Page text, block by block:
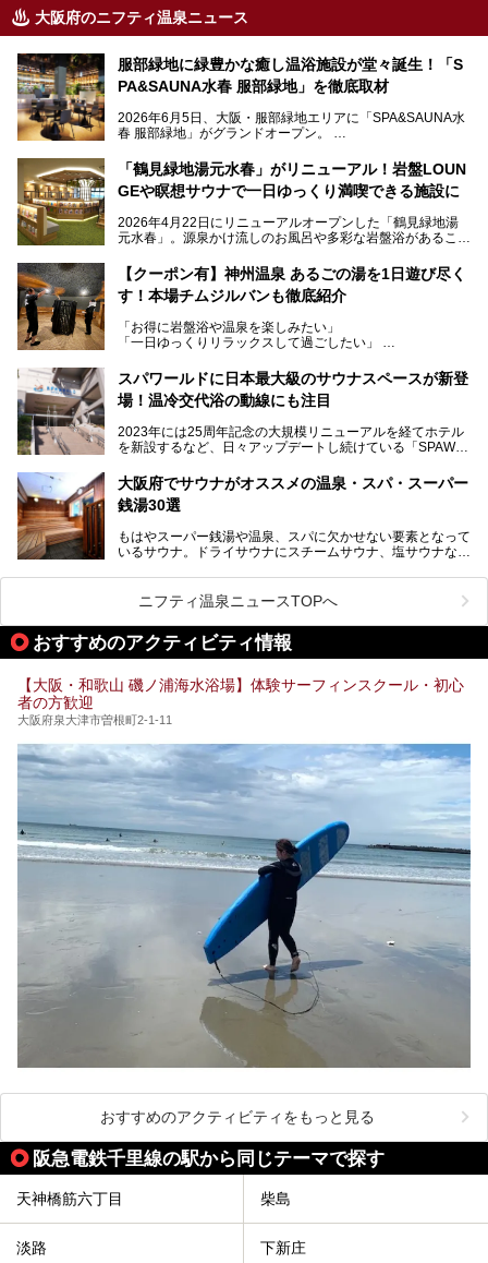
大阪府のニフティ温泉ニュース
服部緑地に緑豊かな癒し温浴施設が堂々誕生！「S
PA&SAUNA水春 服部緑地」を徹底取材
2026年6月5日、大阪・服部緑地エリアに「SPA&SAUNA水
春 服部緑地」がグランドオープン。
当初の計画から約5年の時を経て誕生した本施設は、温泉・
サウナ・岩盤浴・フィットネス・ラウンジ・レストランなど
を融合した、これまでの“水春”のイメージをさらに進化させ
今回はオープン前の内覧会に参加し、館内のこだわりポイン
サウナー注目の3種のサウナや160cmの深水風呂、没入感の
高い岩盤浴エリア、日本最大の台数を誇る最新AIフィットネ
スマシンなど、見どころ満載の館内を詳しくご紹介します。
「鶴見緑地湯元水春」がリニューアル！岩盤LOUN
GEや瞑想サウナで一日ゆっくり満喫できる施設に
2026年4月22日にリニューアルオープンした「鶴見緑地湯
元水春」。源泉かけ流しのお風呂や多彩な岩盤浴があること
に“一日中くつろげる場所”としてパワーアップしています。
今回のリニューアルでは、新たに登場した瞑想サウナをはじ
見どころが盛りだくさん。日常の疲れを癒やしたい方はもち
ろん、休日にゆったり過ごしたい方にもぴったりの内容とな
本記事では、そんなリニューアル後の注目ポイントを詳しく
紹介します。これから「鶴見緑地湯元水春」に訪れる方や、
い。
【クーポン有】神州温泉 あるごの湯を1日遊び尽く
す！本場チムジルバンも徹底紹介
「お得に岩盤浴や温泉を楽しみたい」
「一日ゆっくりリラックスして過ごしたい」
利用できる「神州温泉 あるごの湯」です。
あるごの湯は、大阪府豊中市にある日帰り温浴施設で、阪急
チムジルバン（岩盤浴）を中心に、発汗・リラックス・漫画
タイムまで満喫できる長時間滞在型の施設なので、一日中ゆ
る迫力ある熱波パフォーマンスも毎日行われており、“とと
のう”体験をしっかり楽しめるのもポイントです。
ケやボウリングといった遊び場もあり、友人同士やカップル
で“遊び+癒し”の一日を過ごすのにもぴったり。
処にいたるまで魅力をたっぷり堪能してきたので、その全容
スパワールドに日本最大級のサウナスペースが新登
場！温冷交代浴の動線にも注目
2023年には25周年記念の大規模リニューアルを経てホテル
を新設するなど、日々アップデートし続けている「SPAWO
そんなスパワールドが2025年11月15日（土）に、新たな浴
室や日本最大級140人収容の大規模サウナを携えてリニュー
アルオープン！浴室である4F・6Fそれぞれにリニューアル
大規模リニューアルの全容を確認すべく、リニューアルプレ
オープンイベントに行ってきました！今回はそのリニューア
大阪府でサウナがオススメの温泉・スパ・スーパー
銭湯30選
もはやスーパー銭湯や温泉、スパに欠かせない要素となって
いるサウナ。ドライサウナにスチームサウナ、塩サウナな
ペース、ロウリュウなど、心ゆくまで楽しむためのサービス
が充実した施設も多くみられます。
今回はそんなサウナにこだわった、大阪府内のオススメ温
泉・銭湯・スパを30件紹介したいと思います！
ニフティ温泉ニュースTOPへ
おすすめのアクティビティ情報
【大阪・和歌山 磯ノ浦海水浴場】体験サーフィンスクール・初心
者の方歓迎
大阪府泉大津市曽根町2-1-11
おすすめのアクティビティをもっと見る
阪急電鉄千里線の駅から同じテーマで探す
天神橋筋六丁目 柴島
淡路 下新庄